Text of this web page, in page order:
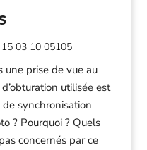
03 10 05105
une prise de vue au
utilisée est
synchronisation
? Pourquoi ? Quels
concernés par ce